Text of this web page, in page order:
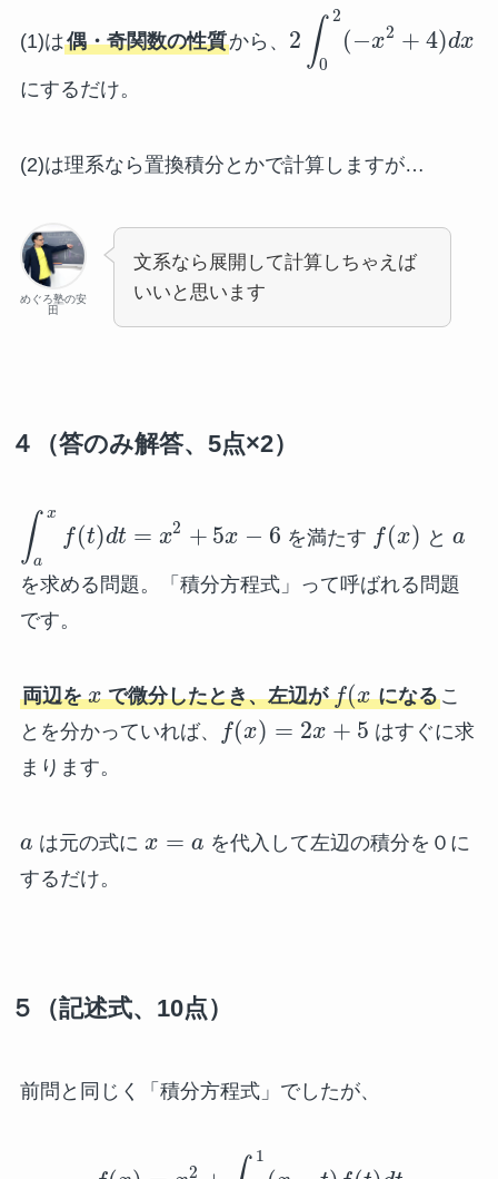
(1)は偶・奇関数の性質から、 2 ∫ 2
0
(−x2 + 4)dx
にするだけ。
(2)は理系なら置換積分とかで計算しますが…
めぐろ塾の安
田
文系なら展開して計算しちゃえば
いいと思います
４（答のみ解答、5点×2）
∫ x
a
f(t)dt = x2 + 5x − 6 を満たす f(x) と a
を求める問題。「積分方程式」って呼ばれる問題
です。
両辺をxで微分したとき、左辺がf(xになるこ
とを分かっていれば、
f(x) = 2x + 5 はすぐに求
まります。
a は元の式にx = a を代入して左辺の積分を０に
するだけ。
５（記述式、10点）
前問と同じく「積分方程式」でしたが、
2
1